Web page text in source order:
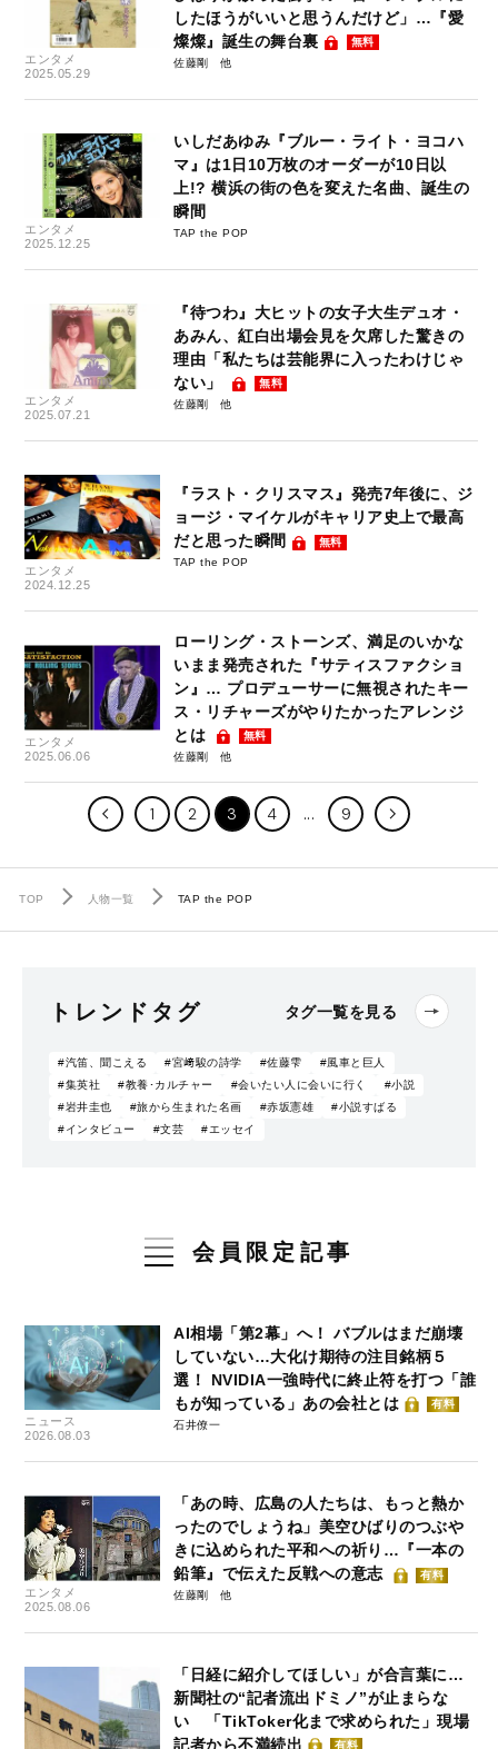
エンタメ
2025.05.29
したほうがいいと思うんだけど」…『愛
燦燦』誕生の舞台裏
無料
佐藤剛
エンタメ
2025.12.25
いしだあゆみ『ブルー・ライト・ヨコハ
マ』は1日10万枚のオーダーが10日以
上!? 横浜の街の色を変えた名曲、誕生の
瞬間
TAP the POP
エンタメ
2025.07.21
『待つわ』大ヒットの女子大生デュオ・
あみん、紅白出場会見を欠席した驚きの
理由「私たちは芸能界に入ったわけじゃ
ない」
無料
佐藤剛
エンタメ
2024.12.25
『ラスト・クリスマス』発売7年後に、ジ
ョージ・マイケルがキャリア史上で最高
だと思った瞬間
無料
TAP the POP
エンタメ
2025.06.06
ローリング・ストーンズ、満足のいかな
いまま発売された『サティスファクショ
ン』… プロデューサーに無視されたキー
ス・リチャーズがやりたかったアレンジ
とは
無料
佐藤剛
1 2 3 4 9
TOP 人物一覧 TAP the POP
トレンドタグ タグ一覧を見る
#汽笛、聞こえる #宮﨑駿の詩学 #佐藤雫
#風車と巨人
#集英社
#教養･カルチャー #会いたい人に会いに行く
#小説
#岩井圭也
#旅から生まれた名画 #赤坂憲雄
#小説すばる
#インタビュー
#文芸 #エッセイ
会員限定記事
ニュース
2026.08.03
AI相場「第2幕」へ！ バブルはまだ崩壊
していない…大化け期待の注目銘柄５
選！ NVIDIA一強時代に終止符を打つ「誰
もが知っている」あの会社とは
有料
石井僚一
エンタメ
2025.08.06
「あの時、広島の人たちは、もっと熱か
ったのでしょうね」美空ひばりのつぶや
きに込められた平和への祈り…『一本の
鉛筆』で伝えた反戦への意志
有料
佐藤剛
「日経に紹介してほしい」が合言葉に…
新聞社の“記者流出ドミノ”が止まらな
い 「TikToker化まで求められた」現場
記者から不満続出
有料